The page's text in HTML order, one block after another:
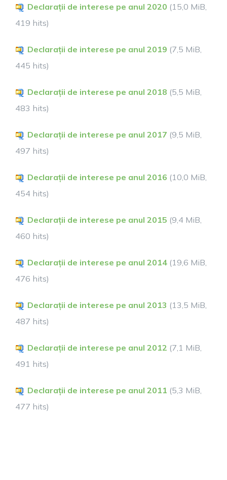
Declarații de interese pe anul 2020 (15,0 MiB,
419 hits)
Declarații de interese pe anul 2019 (7,5 MiB,
445 hits)
Declarații de interese pe anul 2018 (5,5 MiB,
483 hits)
Declarații de interese pe anul 2017 (9,5 MiB,
497 hits)
Declarații de interese pe anul 2016 (10,0 MiB,
454 hits)
Declarații de interese pe anul 2015 (9,4 MiB,
460 hits)
Declarații de interese pe anul 2014 (19,6 MiB,
476 hits)
Declarații de interese pe anul 2013 (13,5 MiB,
487 hits)
Declarații de interese pe anul 2012 (7,1 MiB,
491 hits)
Declarații de interese pe anul 2011 (5,3 MiB,
477 hits)